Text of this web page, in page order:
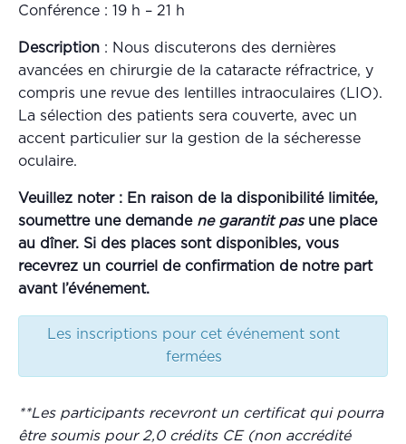
Conférence : 19 h – 21 h
Description : Nous discuterons des dernières
avancées en chirurgie de la cataracte réfractrice, y
compris une revue des lentilles intraoculaires (LIO).
La sélection des patients sera couverte, avec un
accent particulier sur la gestion de la sécheresse
oculaire.
Veuillez noter : En raison de la disponibilité limitée,
soumettre une demande ne garantit pasune place
au dîner. Si des places sont disponibles, vous
recevrez un courriel de confirmation de notre part
avant l’événement.
Les inscriptions pour cet événement sont
fermées
**Les participants recevront un certificat qui pourra
être soumis pour 2,0 crédits CE (non accrédité